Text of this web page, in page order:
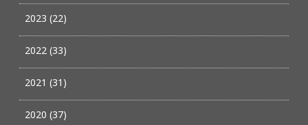
2023 (22)
2022 (33)
2021 (31)
2020 (37)